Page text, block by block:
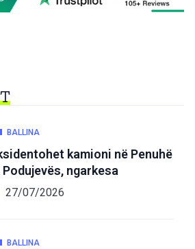
BALLINA
kamioni në Penuhë
ngarkesa
27/07/2026
BALLINA